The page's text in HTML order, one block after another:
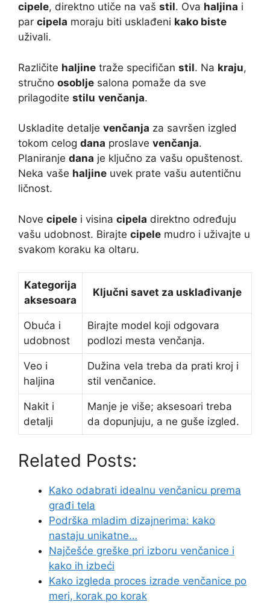
cipele, direktno utiče na vaš stil. Ova haljina i
par cipela moraju biti usklađeni kako biste
uživali.
Različite haljine traže specifičan stil. Na kraju,
stručno osoblje salona pomaže da sve
prilagodite stilu venčanja.
Uskladite detalje venčanja za savršen izgled
tokom celog dana proslave venčanja.
Planiranje dana je ključno za vašu opuštenost.
Neka vaše haljine uvek prate vašu autentičnu
ličnost.
Nove cipele i visina cipela direktno određuju
vašu udobnost. Birajte cipele mudro i uživajte u
svakom koraku ka oltaru.
Kategorija
aksesoara
Ključni savet za usklađivanje
Obuća i
udobnost
Birajte model koji odgovara
podlozi mesta venčanja.
Veo i
haljina
Dužina vela treba da prati kroj i
stil venčanice.
Nakit i
detalji
Manje je više; aksesoari treba
da dopunjuju, a ne guše izgled.
Related Posts:
Kako odabrati idealnu venčanicu prema
građi tela
Podrška mladim dizajnerima: kako
nastaju unikatne…
Najčešće greške pri izboru venčanice i
kako ih izbeći
Kako izgleda proces izrade venčanice po
meri, korak po korak